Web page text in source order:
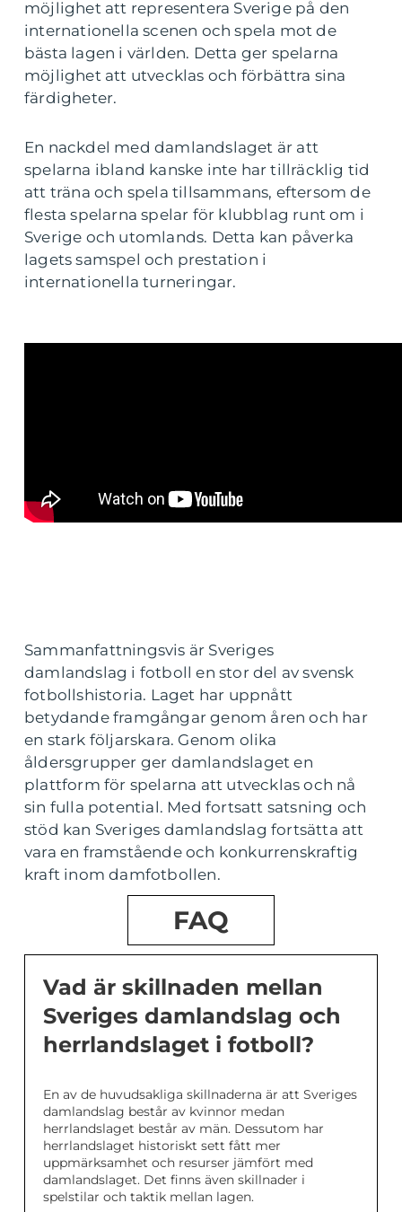
möjlighet att representera Sverige på den
internationella scenen och spela mot de
bästa lagen i världen. Detta ger spelarna
möjlighet att utvecklas och förbättra sina
färdigheter.
En nackdel med damlandslaget är att
spelarna ibland kanske inte har tillräcklig tid
att träna och spela tillsammans, eftersom de
flesta spelarna spelar för klubblag runt om i
Sverige och utomlands. Detta kan påverka
lagets samspel och prestation i
internationella turneringar.
Sammanfattningsvis är Sveriges
damlandslag i fotboll en stor del av svensk
fotbollshistoria. Laget har uppnått
betydande framgångar genom åren och har
en stark följarskara. Genom olika
åldersgrupper ger damlandslaget en
plattform för spelarna att utvecklas och nå
sin fulla potential. Med fortsatt satsning och
stöd kan Sveriges damlandslag fortsätta att
vara en framstående och konkurrenskraftig
kraft inom damfotbollen.
FAQ
Vad är skillnaden mellan
Sveriges damlandslag och
herrlandslaget i fotboll?
En av de huvudsakliga skillnaderna är att Sveriges
damlandslag består av kvinnor medan
herrlandslaget består av män. Dessutom har
herrlandslaget historiskt sett fått mer
uppmärksamhet och resurser jämfört med
damlandslaget. Det finns även skillnader i
spelstilar och taktik mellan lagen.